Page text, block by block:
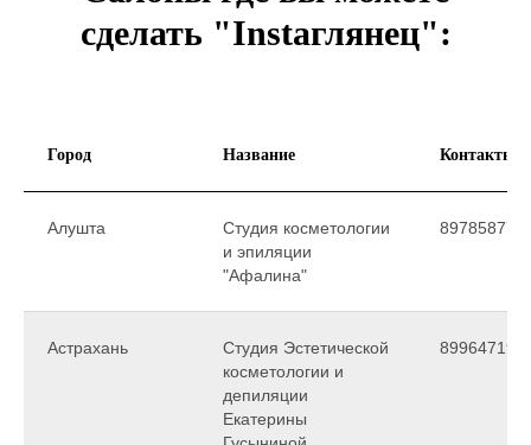
сделать "Instaглянец":
Город Название Контакты
Алушта
Студия косметологии
и эпиляции
"Афалина"
Астрахань
Студия Эстетической
косметологии и
депиляции
Екатерины